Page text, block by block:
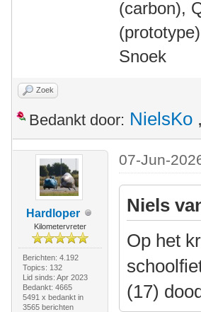
(carbon),
Snoek
Zoek
Bedankt door: NielsKo ,
Hardloper
Kilometervreter
Berichten: 4.192
Topics: 132
Lid sinds: Apr 2023
Bedankt: 4665
5491 x bedankt in
3565 berichten
07-Jun-
Niels
Op het
(17)